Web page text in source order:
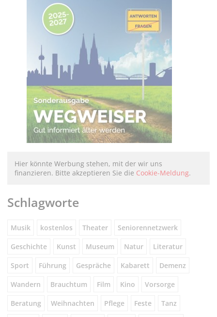
Hier könnte Werbung stehen, mit der wir uns
finanzieren. Bitte akzeptieren Sie die Cookie-Meldung.
Schlagworte
Musik kostenlos Theater Seniorennetzwerk
Geschichte Kunst Museum Natur Literatur
Sport Führung Gespräche Kabarett Demenz
Wandern Brauchtum Film Kino Vorsorge
Beratung Weihnachten Pflege Feste Tanz